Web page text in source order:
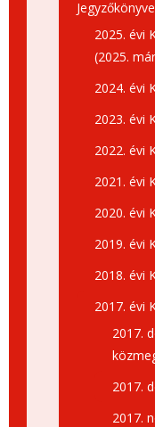
2025. évi
(2025.
2024. évi
2023. évi
2022. évi
2021. évi
2020. évi
2019. évi
2018. évi
2017. évi
2017.
2017.
2017.